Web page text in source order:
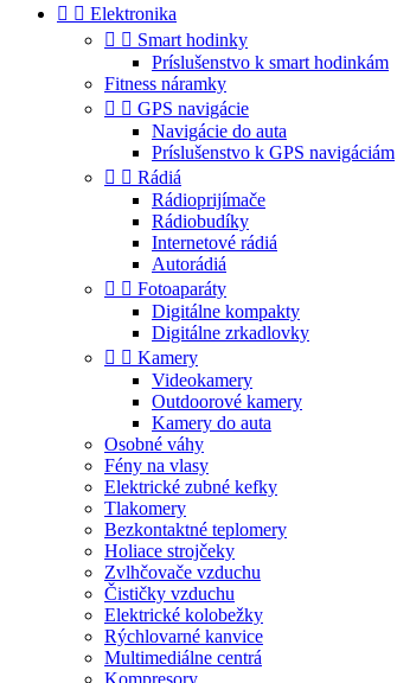
  Elektronika
  Smart hodinky
Príslušenstvo k smart hodinkám
Fitness náramky
  GPS navigácie
Navigácie do auta
Príslušenstvo k GPS navigáciám
  Rádiá
Rádioprijímače
Rádiobudíky
Internetové rádiá
Autorádiá
  Fotoaparáty
Digitálne kompakty
Digitálne zrkadlovky
  Kamery
Videokamery
Outdoorové kamery
Kamery do auta
Osobné váhy
Fény na vlasy
Elektrické zubné kefky
Tlakomery
Bezkontaktné teplomery
Holiace strojčeky
Zvlhčovače vzduchu
Čističky vzduchu
Elektrické kolobežky
Rýchlovarné kanvice
Multimediálne centrá
Kompresory